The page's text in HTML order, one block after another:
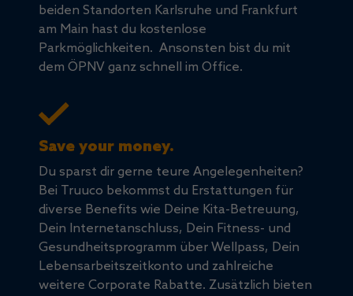
beiden Standorten Karlsruhe und Frankfurt
am Main hast du kostenlose
Parkmöglichkeiten. Ansonsten bist du mit
dem ÖPNV ganz schnell im Office.
Save your money.
Du sparst dir gerne teure Angelegenheiten?
Bei Truuco bekommst du Erstattungen für
diverse Benefits wie Deine Kita-Betreuung,
Dein Internetanschluss, Dein Fitness- und
Gesundheitsprogramm über Wellpass, Dein
Lebensarbeitszeitkonto und zahlreiche
weitere Corporate Rabatte. Zusätzlich bieten